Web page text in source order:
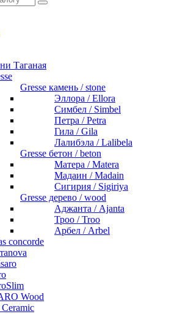
Таганая
Gresse камень / stone
Эллора / Ellora
Симбел / Simbel
Петра / Petra
Гила / Gila
Лалибэла / Lalibela
Gresse бетон / beton
Матера / Matera
Мадаин / Madain
Сигирия / Sigiriya
Gresse дерево / wood
Аджанта / Ajanta
Троо / Troo
Арбел / Arbel
concorde
Wood